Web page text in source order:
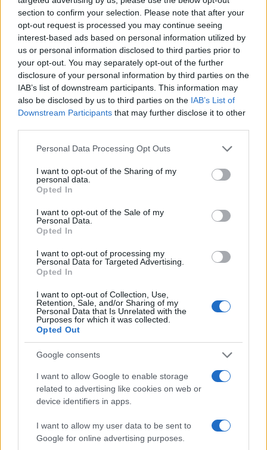
section to confirm your selection. Please note that after your
opt-out request is processed you may continue seeing
interest-based ads based on personal information utilized by
us or personal information disclosed to third parties prior to
your opt-out. You may separately opt-out of the further
disclosure of your personal information by third parties on the
IAB’s list of downstream participants. This information may
also be disclosed by us to third parties on the IAB’s List of
Downstream Participants that may further disclose it to other
Please note that this website/app uses one or more Google
not limited to your visit or usage behaviour. You may click to
grant or deny consent to Google and its third-party tags to
use your data for below specified purposes in below Google
consent section.
Personal Data Processing Opt Outs
I want to opt-out of the Sharing of my
personal data.
Opted In
I want to opt-out of the Sale of my
Personal Data.
Opted In
I want to opt-out of processing my
Personal Data for Targeted Advertising.
Opted In
I want to opt-out of Collection, Use,
Retention, Sale, and/or Sharing of my
Personal Data that Is Unrelated with the
Purposes for which it was collected.
Opted Out
Google consents
I want to allow Google to enable storage
related to advertising like cookies on web or
device identifiers in apps.
I want to allow my user data to be sent to
Google for online advertising purposes.
Puoi effettuare l'accesso andando nella
sezioneLogindal menù del sito o
cliccandoqui
TEMI:
Chorus In Corde Ensemble
Concerto Tempio
Notizie Tempio
Su WhatsApp al numero +39
345 356 7512
Notizie in tempo reale?
GalluraOggi.it
Ricevi le nostre ultime news
daGoogle News
Condividi l'articolo
F T PiWS